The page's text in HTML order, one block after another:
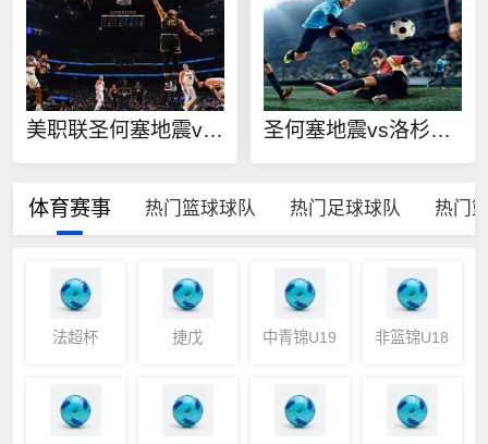
美职联圣何塞地震vs洛杉矶银河在线观看 圣何塞地震vs洛杉矶银河直播
体育赛事 热门篮球球队 热门足球球队 热门
法超杯 捷戊 中青锦U19 非篮锦U18